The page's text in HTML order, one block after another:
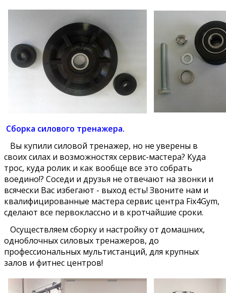
Сборка силового тренажера.
Вы купили силовой тренажер, но не уверены в
своих силах и возможностях сервис-мастера? Куда
трос, куда ролик и как вообще все это собрать
воедино!? Соседи и друзья не отвечают на звонки и
всячески Вас избегают - выход есть! Звоните нам и
квалифицированные мастера сервис центра Fix4Gym,
сделают все первоклассно и в кротчайшие сроки.
Осуществляем сборку и настройку от домашних,
одноблочных силовых тренажеров, до
профессиональных мультистанций, для крупных
залов и фитнес центров!